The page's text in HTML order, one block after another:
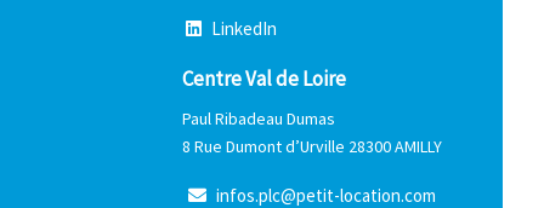
LinkedIn
Centre Val de Loire
Paul Ribadeau Dumas
8 Rue Dumont d’Urville 28300 AMILLY
infos.plc@petit-location.com